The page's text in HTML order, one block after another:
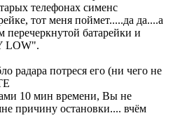
телефонах сименс
тот меня поймет.....да да....а
перечеркнутой батарейки и
LOW".
радара потреся его (ни чего не
10 мин времени, Вы не
причину остановки.... вчём